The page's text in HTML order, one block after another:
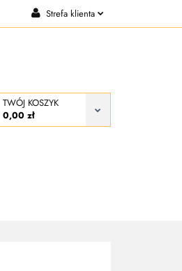
Strefa klienta
TWÓJ KOSZYK
0,00 zł